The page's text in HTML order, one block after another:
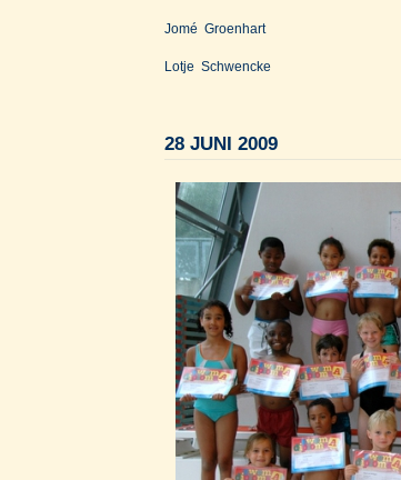
Jomé Groenhart
Lotje Schwencke
28 JUNI 2009